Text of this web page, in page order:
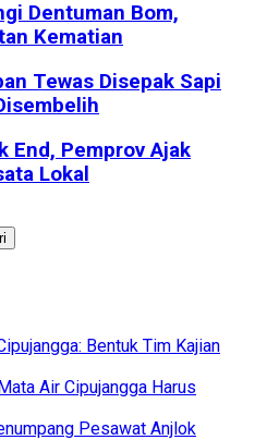
Dentuman Bom,
Kematian
Tewas Disepak Sapi
End, Pemprov Ajak
Lokal
Bentuk Tim Kajian
Air Cipujangga Harus
Pesawat Anjlok